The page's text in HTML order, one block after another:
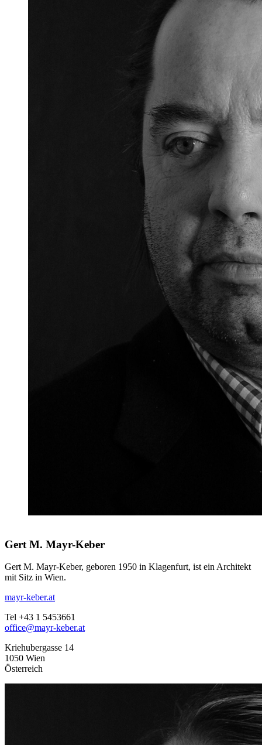
Gert M. Mayr-Keber
Gert M. Mayr-Keber, geboren 1950 in Klagenfurt, ist ein Architekt
mit Sitz in Wien.
mayr-keber.at
Tel +43 1 5453661
office@mayr-keber.at
Kriehubergasse 14
1050 Wien
Österreich